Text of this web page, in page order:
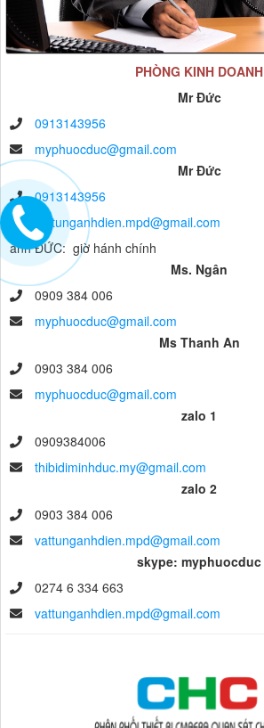
PHÒNG KINH DOANH
Mr Đức
0913143956
myphuocduc@gmail.com
Mr Đức
0913143956
vattunganhdien.mpd@gmail.com
anh ĐỨC: giờ hánh chính
Ms. Ngân
0909 384 006
myphuocduc@gmail.com
Ms Thanh An
0903 384 006
myphuocduc@gmail.com
zalo 1
0909384006
thibidiminhduc.my@gmail.com
zalo 2
0903 384 006
vattunganhdien.mpd@gmail.com
skype: myphuocduc
0274 6 334 663
vattunganhdien.mpd@gmail.com